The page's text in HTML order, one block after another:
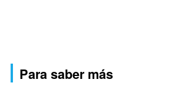
Para saber más